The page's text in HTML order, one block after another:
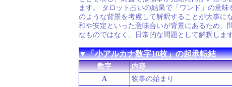
ます。 タロット占いの結果で「ワンド」の意
のような背景を考慮して解釈することが大事に
和や安定といった意味合いが背景にあるため、
なものではなく、日常的な問題として解釈しま
▼「小アルカナ数字10枚」の起承転結
数字
内容
A
物事の始まり